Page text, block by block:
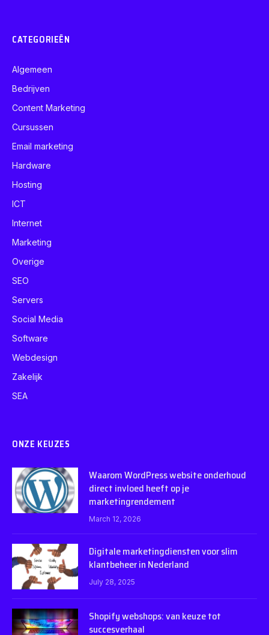
CATEGORIEËN
Algemeen
Bedrijven
Content Marketing
Cursussen
Email marketing
Hardware
Hosting
ICT
Internet
Marketing
Overige
SEO
Servers
Social Media
Software
Webdesign
Zakelijk
SEA
ONZE KEUZES
Waarom WordPress website onderhoud
direct invloed heeft op je
marketingrendement
March 12, 2026
Digitale marketingdiensten voor slim
klantbeheer in Nederland
July 28, 2025
Shopify webshops: van keuze tot
succesverhaal